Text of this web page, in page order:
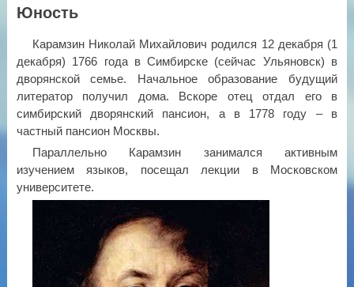
Юность
Карамзин Николай Михайлович родился 12 декабря (1
декабря) 1766 года в Симбирске (сейчас Ульяновск) в
дворянской семье. Начальное образование будущий
литератор получил дома. Вскоре отец отдал его в
симбирский дворянский пансион, а в 1778 году – в
частный пансион Москвы.
Параллельно Карамзин занимался активным
изучением языков, посещал лекции в Московском
университете.